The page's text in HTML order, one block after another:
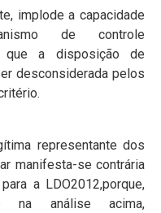
implode a capacidade
de controle
que a disposição de
desconsiderada pelos
representante dos
manifesta-se contrária
a LDO2012,porque,
na análise acima,